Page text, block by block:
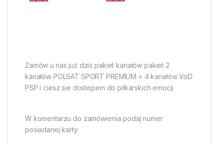
Zamów u nas już dziś pakiet kanałów pakiet 2
kanałów POLSAT SPORT PREMIUM + 4 kanałów VoD
PSP i ciesz sie dostepem do piłkarskich emocji
W komentarzu do zamówienia podaj numer
posiadanej karty.